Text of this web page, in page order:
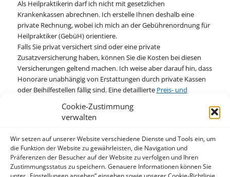
Cookie-Zustimmung
verwalten
Wir setzen auf unserer Website verschiedene Dienste und Tools ein, um
die Funktion der Website zu gewährleisten, die Navigation und
Präferenzen der Besucher auf der Website zu verfolgen und Ihren
Zustimmungsstatus zu speichern. Genauere Informationen können Sie
Als Heilpraktikerin darf ich nicht mit gesetzlichen
Krankenkassen abrechnen. Ich erstelle Ihnen deshalb eine
private Rechnung, wobei ich mich an der Gebührenordnung für
Heilpraktiker (GebüH) orientiere.
Falls Sie privat versichert sind oder eine private
Zusatzversicherung haben, können Sie die Kosten bei diesen
Versicherungen geltend machen. Ich weise aber darauf hin, dass
Honorare unabhängig von Erstattungen durch private Kassen
oder Beihilfestellen fällig sind. Eine detaillierte Preis- und
„Wissensdatenbank“.